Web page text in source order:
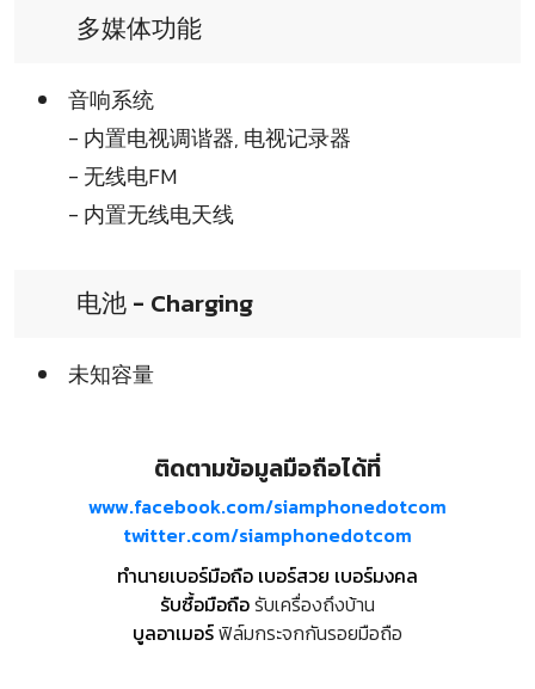
多媒体功能
音响系统
- 内置电视调谐器, 电视记录器
- 无线电FM
- 内置无线电天线
电池 - Charging
未知容量
ติดตามข้อมูลมือถือได้ที่
www.facebook.com/siamphonedotcom
twitter.com/siamphonedotcom
ทำนายเบอร์มือถือ เบอร์สวย เบอร์มงคล
รับซื้อมือถือรับเครื่องถึงบ้าน
บูลอาเมอร์ฟิล์มกระจกกันรอยมือถือ